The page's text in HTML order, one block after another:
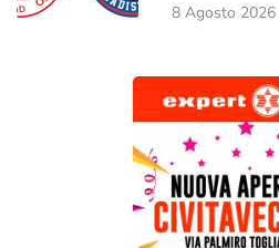
8 Agosto 2026